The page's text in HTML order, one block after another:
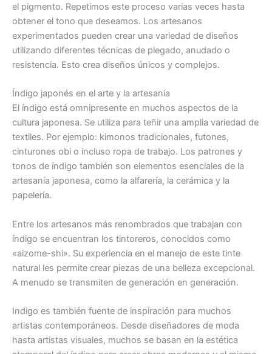
el pigmento. Repetimos este proceso varias veces hasta
obtener el tono que deseamos. Los artesanos
experimentados pueden crear una variedad de diseños
utilizando diferentes técnicas de plegado, anudado o
resistencia. Esto crea diseños únicos y complejos.
Índigo japonés en el arte y la artesanía
El índigo está omnipresente en muchos aspectos de la
cultura japonesa. Se utiliza para teñir una amplia variedad de
textiles. Por ejemplo: kimonos tradicionales, futones,
cinturones obi o incluso ropa de trabajo. Los patrones y
tonos de índigo también son elementos esenciales de la
artesanía japonesa, como la alfarería, la cerámica y la
papelería.
Entre los artesanos más renombrados que trabajan con
índigo se encuentran los tintoreros, conocidos como
«aizome-shi». Su experiencia en el manejo de este tinte
natural les permite crear piezas de una belleza excepcional.
A menudo se transmiten de generación en generación.
Indigo es también fuente de inspiración para muchos
artistas contemporáneos. Desde diseñadores de moda
hasta artistas visuales, muchos se basan en la estética